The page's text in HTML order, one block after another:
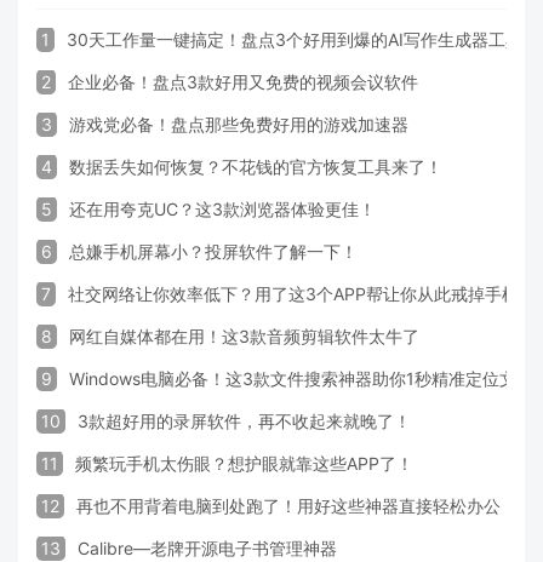
1 30天工作量一键搞定！盘点3个好用到爆的AI写作生成器工具
2 企业必备！盘点3款好用又免费的视频会议软件
3 游戏党必备！盘点那些免费好用的游戏加速器
4 数据丢失如何恢复？不花钱的官方恢复工具来了！
5 还在用夸克UC？这3款浏览器体验更佳！
6 总嫌手机屏幕小？投屏软件了解一下！
7 社交网络让你效率低下？用了这3个APP帮让你从此戒掉手机！
8 网红自媒体都在用！这3款音频剪辑软件太牛了
9 Windows电脑必备！这3款文件搜索神器助你1秒精准定位文件
10 3款超好用的录屏软件，再不收起来就晚了！
11 频繁玩手机太伤眼？想护眼就靠这些APP了！
12 再也不用背着电脑到处跑了！用好这些神器直接轻松办公
13 Calibre—老牌开源电子书管理神器